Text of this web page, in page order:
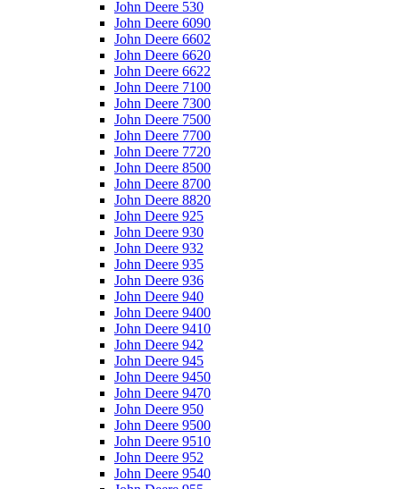
John Deere 530
John Deere 6090
John Deere 6602
John Deere 6620
John Deere 6622
John Deere 7100
John Deere 7300
John Deere 7500
John Deere 7700
John Deere 7720
John Deere 8500
John Deere 8700
John Deere 8820
John Deere 925
John Deere 930
John Deere 932
John Deere 935
John Deere 936
John Deere 940
John Deere 9400
John Deere 9410
John Deere 942
John Deere 945
John Deere 9450
John Deere 9470
John Deere 950
John Deere 9500
John Deere 9510
John Deere 952
John Deere 9540